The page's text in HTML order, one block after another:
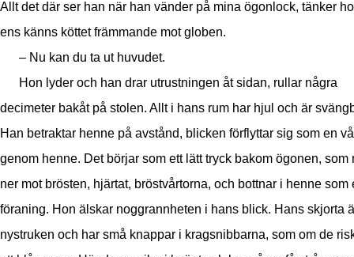
Allt det där ser han när han vänder på mina ögonlock, tänker
ens känns köttet främmande mot globen.
– Nu kan du ta ut huvudet.
Hon lyder och han drar utrustningen åt sidan, rullar några
decimeter bakåt på stolen. Allt i hans rum har hjul och är
Han betraktar henne på avstånd, blicken förflyttar sig som en
genom henne. Det börjar som ett lätt tryck bakom ögonen, som
ner mot brösten, hjärtat, bröstvårtorna, och bottnar i henne som
föraning. Hon älskar noggrannheten i hans blick. Hans skjorta
nystruken och har små knappar i kragsnibbarna, som om de